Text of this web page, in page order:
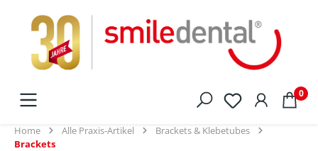
springen
0
Home Alle Praxis-Artikel
Brackets & Klebetubes
Brackets